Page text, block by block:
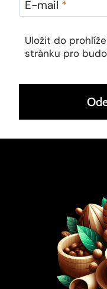
E-mail *
Uložit do
stránku pro